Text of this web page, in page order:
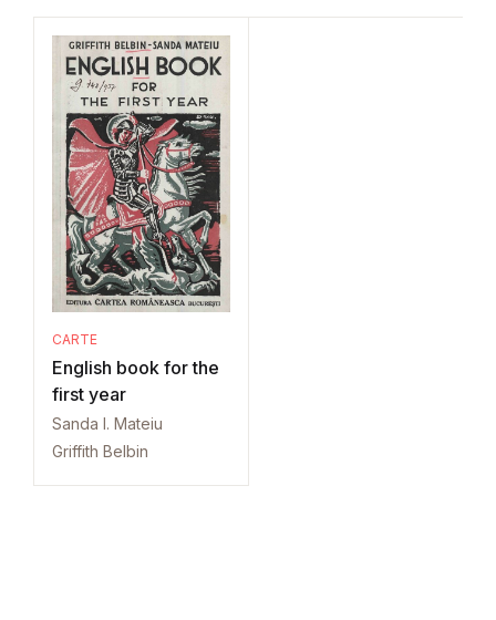
CARTE
English book for the
first year
Sanda I. Mateiu
Griffith Belbin